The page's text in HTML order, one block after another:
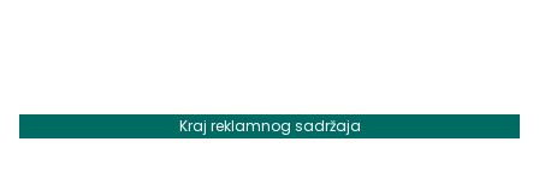
Kraj reklamnog sadržaja